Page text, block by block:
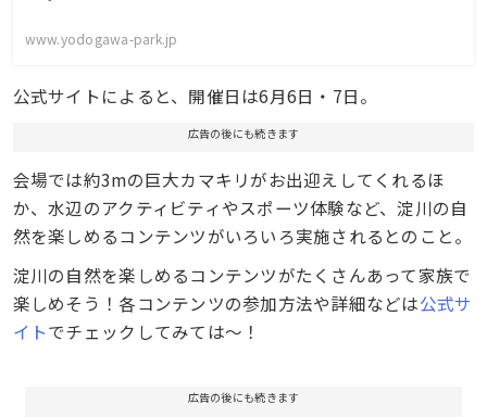
www.yodogawa-park.jp
公式サイトによると、開催日は6月6日・7日。
広告の後にも続きます
会場では約3mの巨大カマキリがお出迎えしてくれるほ
か、水辺のアクティビティやスポーツ体験など、淀川の自
然を楽しめるコンテンツがいろいろ実施されるとのこと。
淀川の自然を楽しめるコンテンツがたくさんあって家族で
楽しめそう！各コンテンツの参加方法や詳細などは公式サ
イトでチェックしてみては〜！
広告の後にも続きます